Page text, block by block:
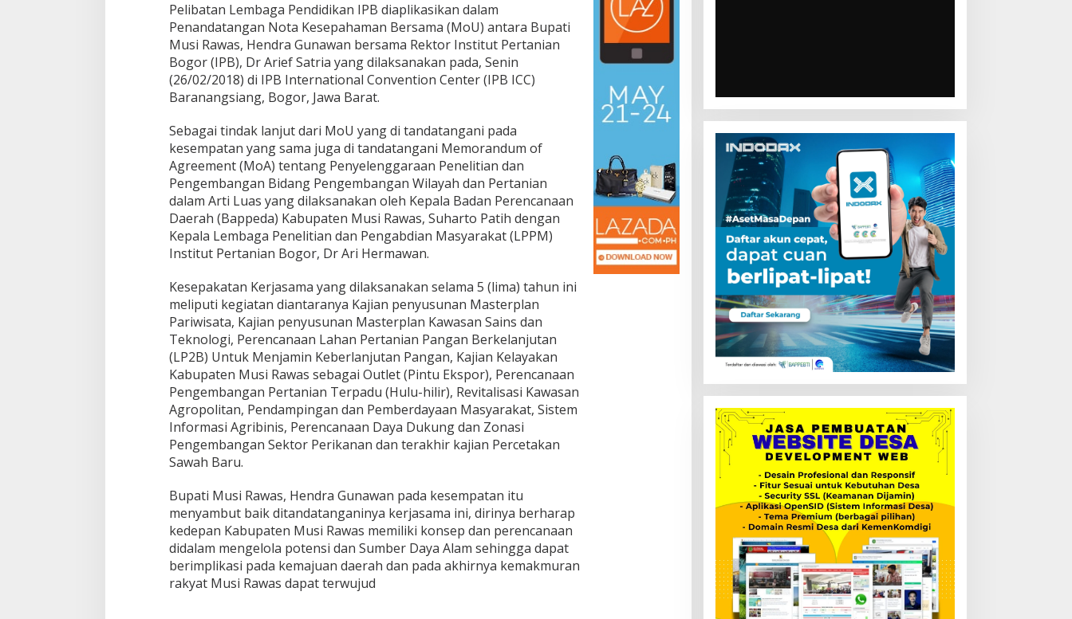
r
a
h
,
P
e
m
k
b
M
u
r
a
G
a
n
d
n
g
I
P
B
Pelibatan Lembaga Pendidikan IPB diaplikasikan dalam
Penandatangan Nota Kesepahaman Bersama (MoU) antara Bupati
Musi Rawas, Hendra Gunawan bersama Rektor Institut Pertanian
Bogor (IPB), Dr Arief Satria yang dilaksanakan pada, Senin
(26/02/2018) di IPB International Convention Center (IPB ICC)
Baranangsiang, Bogor, Jawa Barat.
Sebagai tindak lanjut dari MoU yang di tandatangani pada
kesempatan yang sama juga di tandatangani Memorandum of
Agreement (MoA) tentang Penyelenggaraan Penelitian dan
Pengembangan Bidang Pengembangan Wilayah dan Pertanian
dalam Arti Luas yang dilaksanakan oleh Kepala Badan Perencanaan
Daerah (Bappeda) Kabupaten Musi Rawas, Suharto Patih dengan
Kepala Lembaga Penelitian dan Pengabdian Masyarakat (LPPM)
Institut Pertanian Bogor, Dr Ari Hermawan.
Kesepakatan Kerjasama yang dilaksanakan selama 5 (lima) tahun ini
meliputi kegiatan diantaranya Kajian penyusunan Masterplan
Pariwisata, Kajian penyusunan Masterplan Kawasan Sains dan
Teknologi, Perencanaan Lahan Pertanian Pangan Berkelanjutan
(LP2B) Untuk Menjamin Keberlanjutan Pangan, Kajian Kelayakan
Kabupaten Musi Rawas sebagai Outlet (Pintu Ekspor), Perencanaan
Pengembangan Pertanian Terpadu (Hulu-hilir), Revitalisasi Kawasan
Agropolitan, Pendampingan dan Pemberdayaan Masyarakat, Sistem
Informasi Agribinis, Perencanaan Daya Dukung dan Zonasi
Pengembangan Sektor Perikanan dan terakhir kajian Percetakan
Sawah Baru.
Bupati Musi Rawas, Hendra Gunawan pada kesempatan itu
menyambut baik ditandatanganinya kerjasama ini, dirinya berharap
kedepan Kabupaten Musi Rawas memiliki konsep dan perencanaan
didalam mengelola potensi dan Sumber Daya Alam sehingga dapat
berimplikasi pada kemajuan daerah dan pada akhirnya kemakmuran
rakyat Musi Rawas dapat terwujud